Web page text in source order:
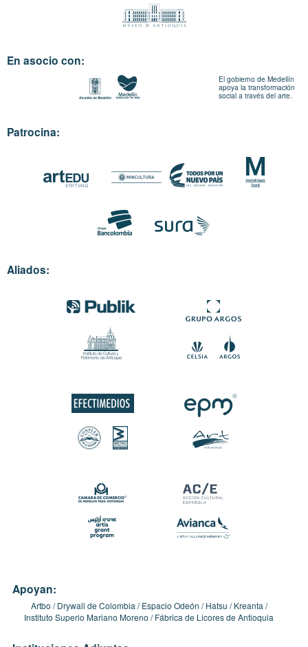
En asocio con:
El gobierno de Medellín
apoya la transformación
social a través del arte.
Patrocina:
Aliados:
Apoyan:
Artbo Drywall de Colombia Espacio Odeón Hatsu
Kreanta
Instituto Superio Mariano Moreno
Fábrica de Licores de Antioquia